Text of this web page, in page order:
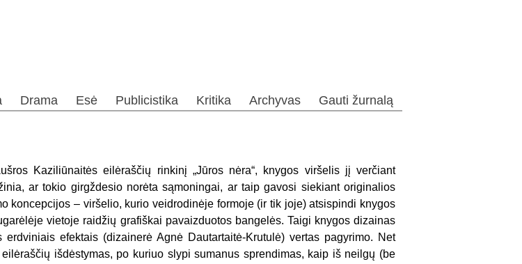
Drama Esė Publicistika Kritika Archyvas Gauti žurnalą
Kaziliūnaitės eilėraščių rinkinį „Jūros nėra“, knygos viršelis jį verčiant
ar tokio girgždesio norėta sąmoningai, ar taip gavosi siekiant originalios
koncepcijos – viršelio, kurio veidrodinėje formoje (ir tik joje) atsispindi knygos
vietoje raidžių grafiškai pavaizduotos bangelės. Taigi knygos dizainas
erdviniais efektais (dizainerė Agnė Dautartaitė-Krutulė) vertas pagyrimo. Net
išdėstymas, po kuriuo slypi sumanus sprendimas, kaip iš neilgų (be